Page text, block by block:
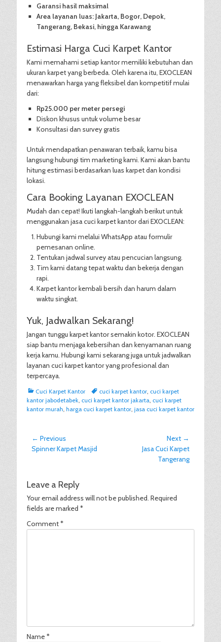
Garansi hasil maksimal
Area layanan luas: Jakarta, Bogor, Depok,
Tangerang, Bekasi, hingga Karawang
Estimasi Harga Cuci Karpet Kantor
Kami memahami setiap kantor memiliki kebutuhan dan
ukuran karpet yang berbeda. Oleh karena itu, EXOCLEAN
menawarkan harga yang fleksibel dan kompetitif mulai
dari:
Rp25.000 per meter persegi
Diskon khusus untuk volume besar
Konsultasi dan survey gratis
Untuk mendapatkan penawaran terbaik, kamu bisa
langsung hubungi tim marketing kami. Kami akan bantu
hitung estimasi berdasarkan luas karpet dan kondisi
lokasi.
Cara Booking Layanan EXOCLEAN
Mudah dan cepat! Ikuti langkah-langkah berikut untuk
menggunakan jasa cuci karpet kantor dari EXOCLEAN:
Hubungi kami melalui WhatsApp atau formulir
pemesanan online.
Tentukan jadwal survey atau pencucian langsung.
Tim kami datang tepat waktu dan bekerja dengan
rapi.
Karpet kantor kembali bersih dan harum dalam
waktu singkat.
Yuk, Jadwalkan Sekarang!
Jangan tunggu karpet kantor semakin kotor. EXOCLEAN
siap bantu menjaga kebersihan dan kenyamanan ruang
kerja kamu. Hubungi kami sekarang juga untuk jadwalkan
layanan cuci karpet kantor yang profesional dan
terpercaya.
Categories
Cuci Karpet Kantor Tagscuci karpet kantor, cuci karpet
kantor jabodetabek, cuci karpet kantor jakarta, cuci karpet
kantor murah, harga cuci karpet kantor, jasa cuci karpet kantor
Post
navigation
← Previous
Previous
Spinner Karpet Masjid
Next →
Jasa Cuci Karpet
Tangerang
Leave a Reply
Your email address will not be published. Required
fields are marked *
Comment*
Name*